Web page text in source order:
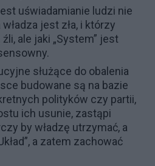
uświadamianie ludzi nie
jest zła, i którzy
ale jaki „System” jest
służące do obalenia
budowane są na bazie
polityków czy partii,
ich usunie, zastąpi
by władzę utrzymać, a
a zatem zachować